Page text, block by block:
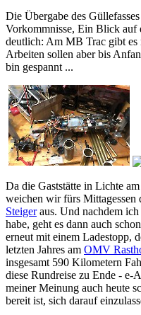
Die Übergabe des
Vorkommnisse, Ein Blick auf
deutlich: Am MB Trac gibt es
Arbeiten sollen aber bis
bin gespannt ...
Da die Gaststätte in Lichte
weichen wir fürs Mittagessen
Steigeraus. Und nachdem
habe, geht es dann auch
erneut mit einem Ladestopp,
letzten Jahres am OMV
insgesamt 590 Kilometern
diese Rundreise zu Ende - e-
meiner Meinung auch heute
bereit ist, sich darauf